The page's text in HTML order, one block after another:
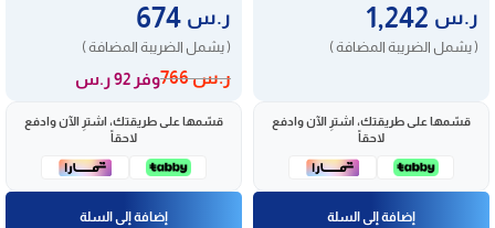
ر.س
( يشمل الضريبة المضافة )
قسّمها على طريقتك، اشترِ الآن وادفع
لاحقاً
إضافة إلى السلة
ر.س
( يشمل الضريبة المضافة )
ر.س766 وفر 92 ر.س
قسّمها على طريقتك، اشترِ الآن وادفع
لاحقاً
إضافة إلى السلة